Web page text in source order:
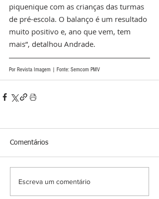
piquenique com as crianças das turmas
de pré-escola. O balanço é um resultado
muito positivo e, ano que vem, tem
mais”, detalhou Andrade.
Por Revista Imagem | Fonte: Semcom PMV
Comentários
Escreva um comentário